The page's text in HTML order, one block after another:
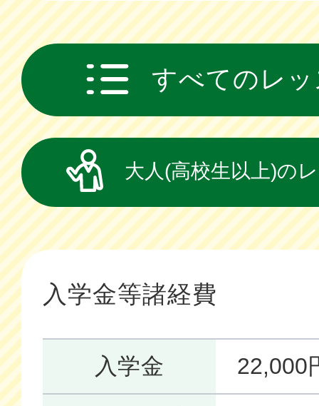
すべてのレ
大人(高校生以上)の
入学金等諸経費
入学金 22,000